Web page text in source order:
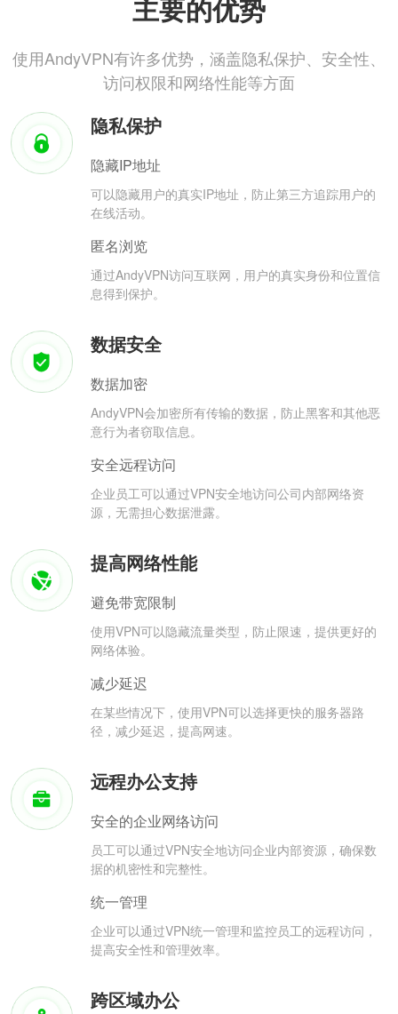
主要的优势
使用AndyVPN有许多优势，涵盖隐私保护、安全性、
访问权限和网络性能等方面
隐私保护
隐藏IP地址
可以隐藏用户的真实IP地址，防止第三方追踪用户的
在线活动。
匿名浏览
通过AndyVPN访问互联网，用户的真实身份和位置信
息得到保护。
数据安全
数据加密
AndyVPN会加密所有传输的数据，防止黑客和其他恶
意行为者窃取信息。
安全远程访问
企业员工可以通过VPN安全地访问公司内部网络资
源，无需担心数据泄露。
提高网络性能
避免带宽限制
使用VPN可以隐藏流量类型，防止限速，提供更好的
网络体验。
减少延迟
在某些情况下，使用VPN可以选择更快的服务器路
径，减少延迟，提高网速。
远程办公支持
安全的企业网络访问
员工可以通过VPN安全地访问企业内部资源，确保数
据的机密性和完整性。
统一管理
企业可以通过VPN统一管理和监控员工的远程访问，
提高安全性和管理效率。
跨区域办公